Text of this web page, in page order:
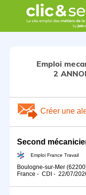
Emploi
2
Créer une
Emploi France Travail
Boulogne-sur-Mer
France - CDI - 22/07/